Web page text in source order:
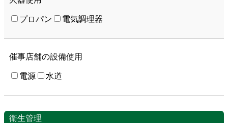
プロパン 電気調理器
催事店舗の設備使用
電源 水道
衛生管理